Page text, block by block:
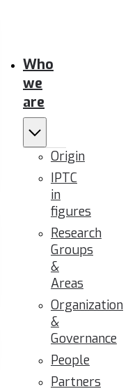
Who
we
are
Origin
IPTC
in
figures
Research
Groups
&
Areas
Organization
&
Governance
People
Partners